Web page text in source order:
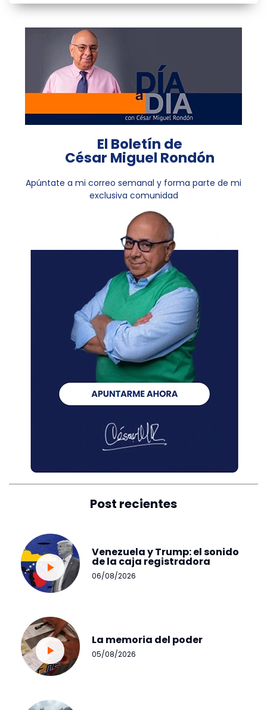
El Boletín de
César Miguel Rondón
Apúntate a mi correo semanal y forma parte de mi
exclusiva comunidad
Post recientes
Venezuela y Trump: el sonido
de la caja registradora
06/08/2026
La memoria del poder
05/08/2026